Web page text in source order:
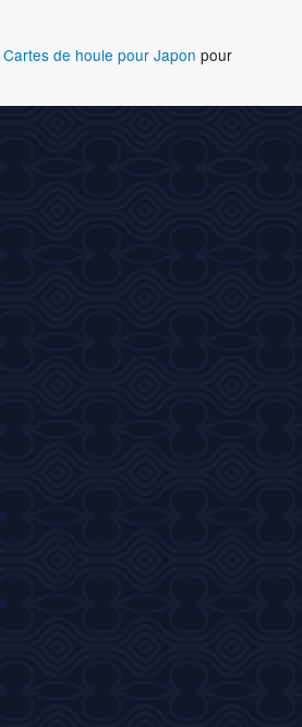
Cartes de houle pour Japon pour